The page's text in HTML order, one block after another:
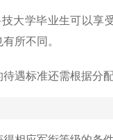
大学毕业生可以享
所不同。
遇标准还需根据分